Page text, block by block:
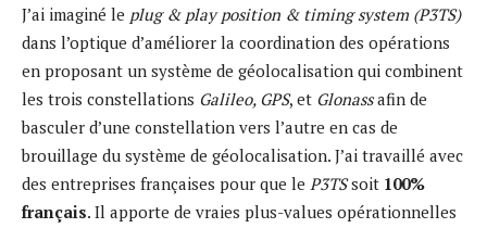
J’ai imaginé le plug & play position & timing system (P3TS)
dans l’optique d’améliorer la coordination des opérations
en proposant un système de géolocalisation qui combinent
les trois constellations Galileo, GPS, et Glonassafin de
basculer d’une constellation vers l’autre en cas de
brouillage du système de géolocalisation. J’ai travaillé avec
des entreprises françaises pour que le P3TSsoit 100%
français. Il apporte de vraies plus-values opérationnelles